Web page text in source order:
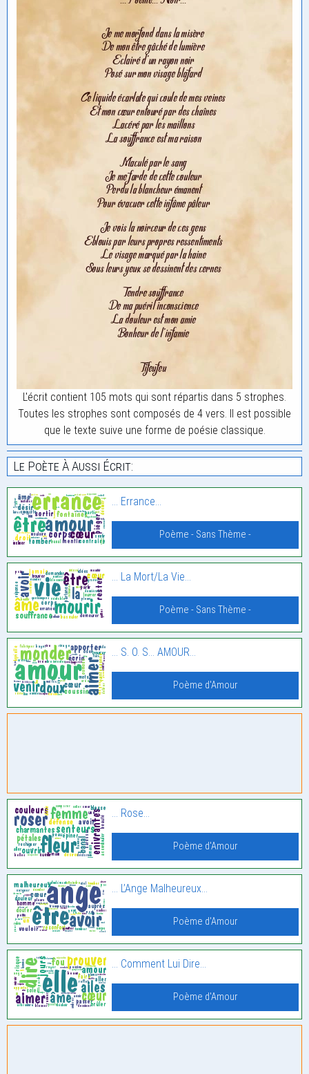
L'écrit contient 105 mots qui sont répartis dans 5 strophes.
Toutes les strophes sont composés de 4 vers. Il est possible
que le texte suive une forme de poésie classique.
Le Poète À Aussi Écrit:
… Errance…
Poème - Sans Thème -
… La Mort/La Vie…
Poème - Sans Thème -
… S. O. S… AMOUR…
Poème d'Amour
… Rose…
Poème d'Amour
… L’Ange Malheureux…
Poème d'Amour
… Comment Lui Dire…
Poème d'Amour